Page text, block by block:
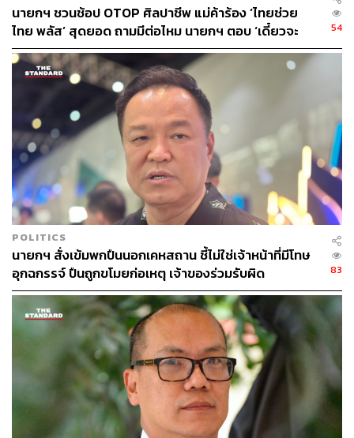
8 อุตสาหกรรมเสี่ยงกระทบหนักอีกระลอก
โดยเฉพาะอุตสาหกรรมที่พึ่งพาวัตถุดิบนำเข้าและมีคำสั่งซื้อ
จากต่างประเทศ เช่น อิเล็กทรอนิกส์ เครื่องใช้ไฟฟ้า ยานยนต์
และชิ้นส่วน อาหารแปรรูป ปิโตรเคมี เคมีภัณฑ์ ปุ๋ย และบรรจุ
ภัณฑ์
“อาจกดดันให้ราคาน้ำมันกลับขึ้นไปอยู่เหนือ 100 ดอลลาร์ต่อ
บาร์เรลได้อีกครั้ง ซึ่งจะส่งผลต่อต้นทุนการผลิต ค่าขนส่ง และ
ราคาสินค้าในประเทศโดยตรง ทำให้อัตราเงินเฟ้อไทยมีแนว
โน้มปรับตัวสูงขึ้น”
โดยคาดว่าในเดือนนี้อาจเพิ่มขึ้นเกิน 3% จากแรงกดดันด้าน
ราคาพลังงานและราคาสินค้าที่ปรับราคาสูงขึ้นตามต้นทุน
วัตถุดิบสต๊อกใหม่ ซึ่งท้ายที่สุดจะส่งผลกระทบทั้งต่อผู้ประกอบ
การและผู้บริโภค
นายกฯ ชวนช้อป OTOP ศิลปาชีพ แม่ค้าร้อง ‘ไทยช่วย
ไทย พลัส’ สุดยอด ถามมีต่อไหม นายกฯ ตอบ ‘เดี๋ยวจะ
พยายาม’
54
POLITICS
นายกฯ สั่งเข้มพกปืนนอกเคหสถาน ชี้ไม่ใช่เจ้าหน้าที่มีโทษ
อุกฉกรรจ์ ปืนถูกขโมยก่อเหตุ เจ้าของร่วมรับผิด
83